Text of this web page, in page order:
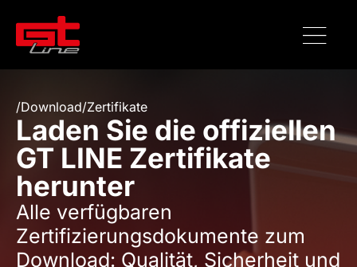
/Download/Zertifikate
Laden Sie die offiziellen
GT LINE Zertifikate
herunter
Alle verfügbaren
Zertifizierungsdokumente zum
Download: Qualität, Sicherheit und